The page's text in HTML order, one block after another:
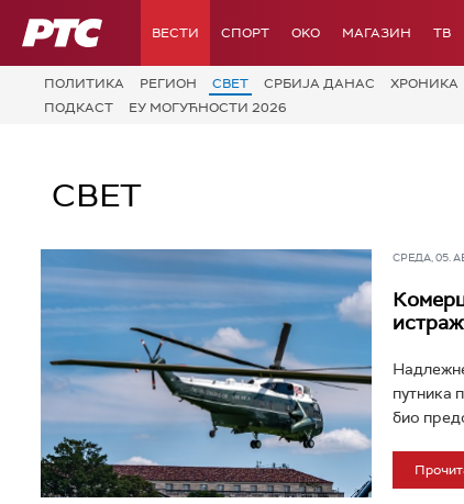
РТС ВЕСТИ СПОРТ OKO МАГАЗИН ТВ
ПОЛИТИКА РЕГИОН СВЕТ СРБИЈА ДАНАС ХРОНИКА
ПОДКАСТ
ЕУ МОГУЋНОСТИ 2026
СВЕТ
СРЕДА, 05.
путника
био